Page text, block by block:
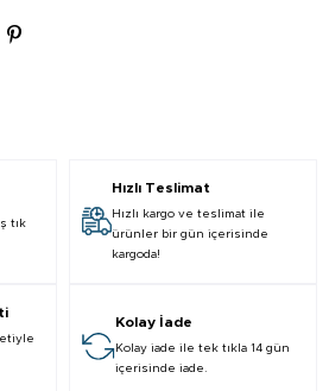
tık
Hızlı Teslimat
Hızlı kargo ve teslimat ile
ürünler bir gün içerisinde
kargoda!
Kolay İade
Kolay iade ile tek tıkla 14 gün
içerisinde iade.